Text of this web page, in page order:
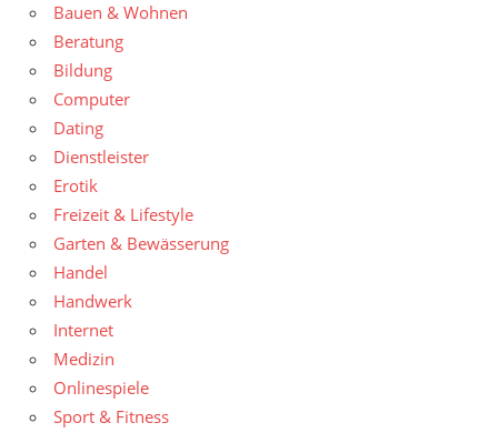
Bauen & Wohnen
Beratung
Bildung
Computer
Dating
Dienstleister
Erotik
Freizeit & Lifestyle
Garten & Bewässerung
Handel
Handwerk
Internet
Medizin
Onlinespiele
Sport & Fitness